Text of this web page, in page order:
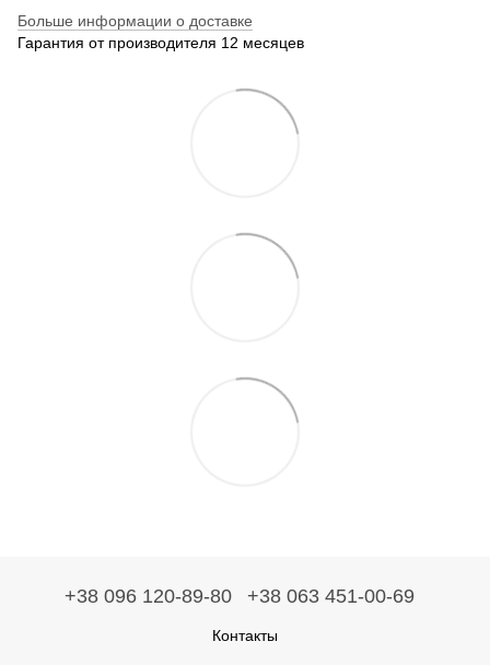
Больше информации о доставке
Гарантия от производителя 12 месяцев
+38 096 120-89-80 +38 063 451-00-69
Контакты